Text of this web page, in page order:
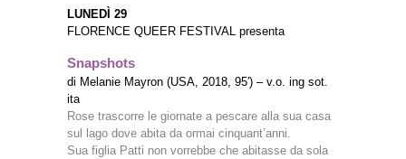
LUNEDÌ 29
FLORENCE QUEER FESTIVAL presenta
Snapshots
di Melanie Mayron (USA, 2018, 95′) – v.o. ing sot.
ita
Rose trascorre le giornate a pescare alla sua casa
sul lago dove abita da ormai cinquant’anni.
Sua figlia Patti non vorrebbe che abitasse da sola